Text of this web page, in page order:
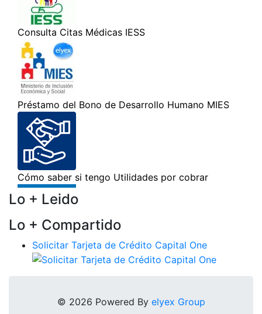
Lo + Leido
Lo + Compartido
Solicitar Tarjeta de Crédito Capital One
© 2026 Powered By elyex Group